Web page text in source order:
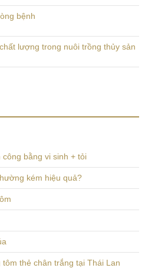
bệnh
lượng trong nuôi trồng thủy sản
bằng vi sinh + tỏi
kém hiệu quả?
thẻ chân trắng tại Thái Lan